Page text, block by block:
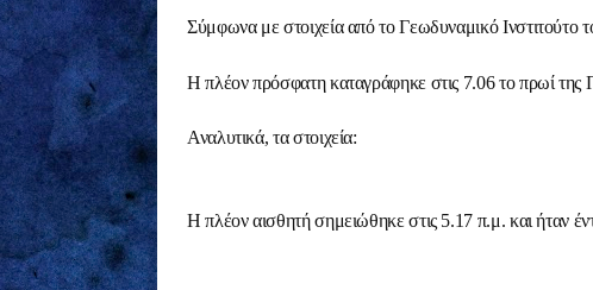
Σύμφωνα με στοιχεία από το Γεωδυναμικό
Η πλέον πρόσφατη καταγράφηκε στις 7.06 το πρωί
Αναλυτικά, τα στοιχεία:
Η πλέον αισθητή σημειώθηκε στις 5.17 π.μ. και ήταν